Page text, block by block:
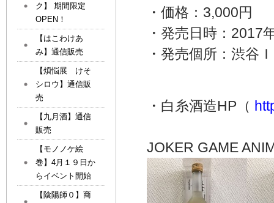
・価格：3,000円
・発売日時：2017
・発売個所：渋谷
・白糸酒造HP（
JOKER GAME
ク】 期間限定
OPEN！
【はこわけあ
み】通信販売
【煩悩展 けそ
シロウ】通信販
売
【九月酒】通信
販売
【モノノケ絵
巻】4月１９日か
らイベント開始
【陰陽師０】商